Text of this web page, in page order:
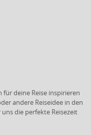
für deine Reise inspirieren
andere Reiseidee in den
die perfekte Reisezeit